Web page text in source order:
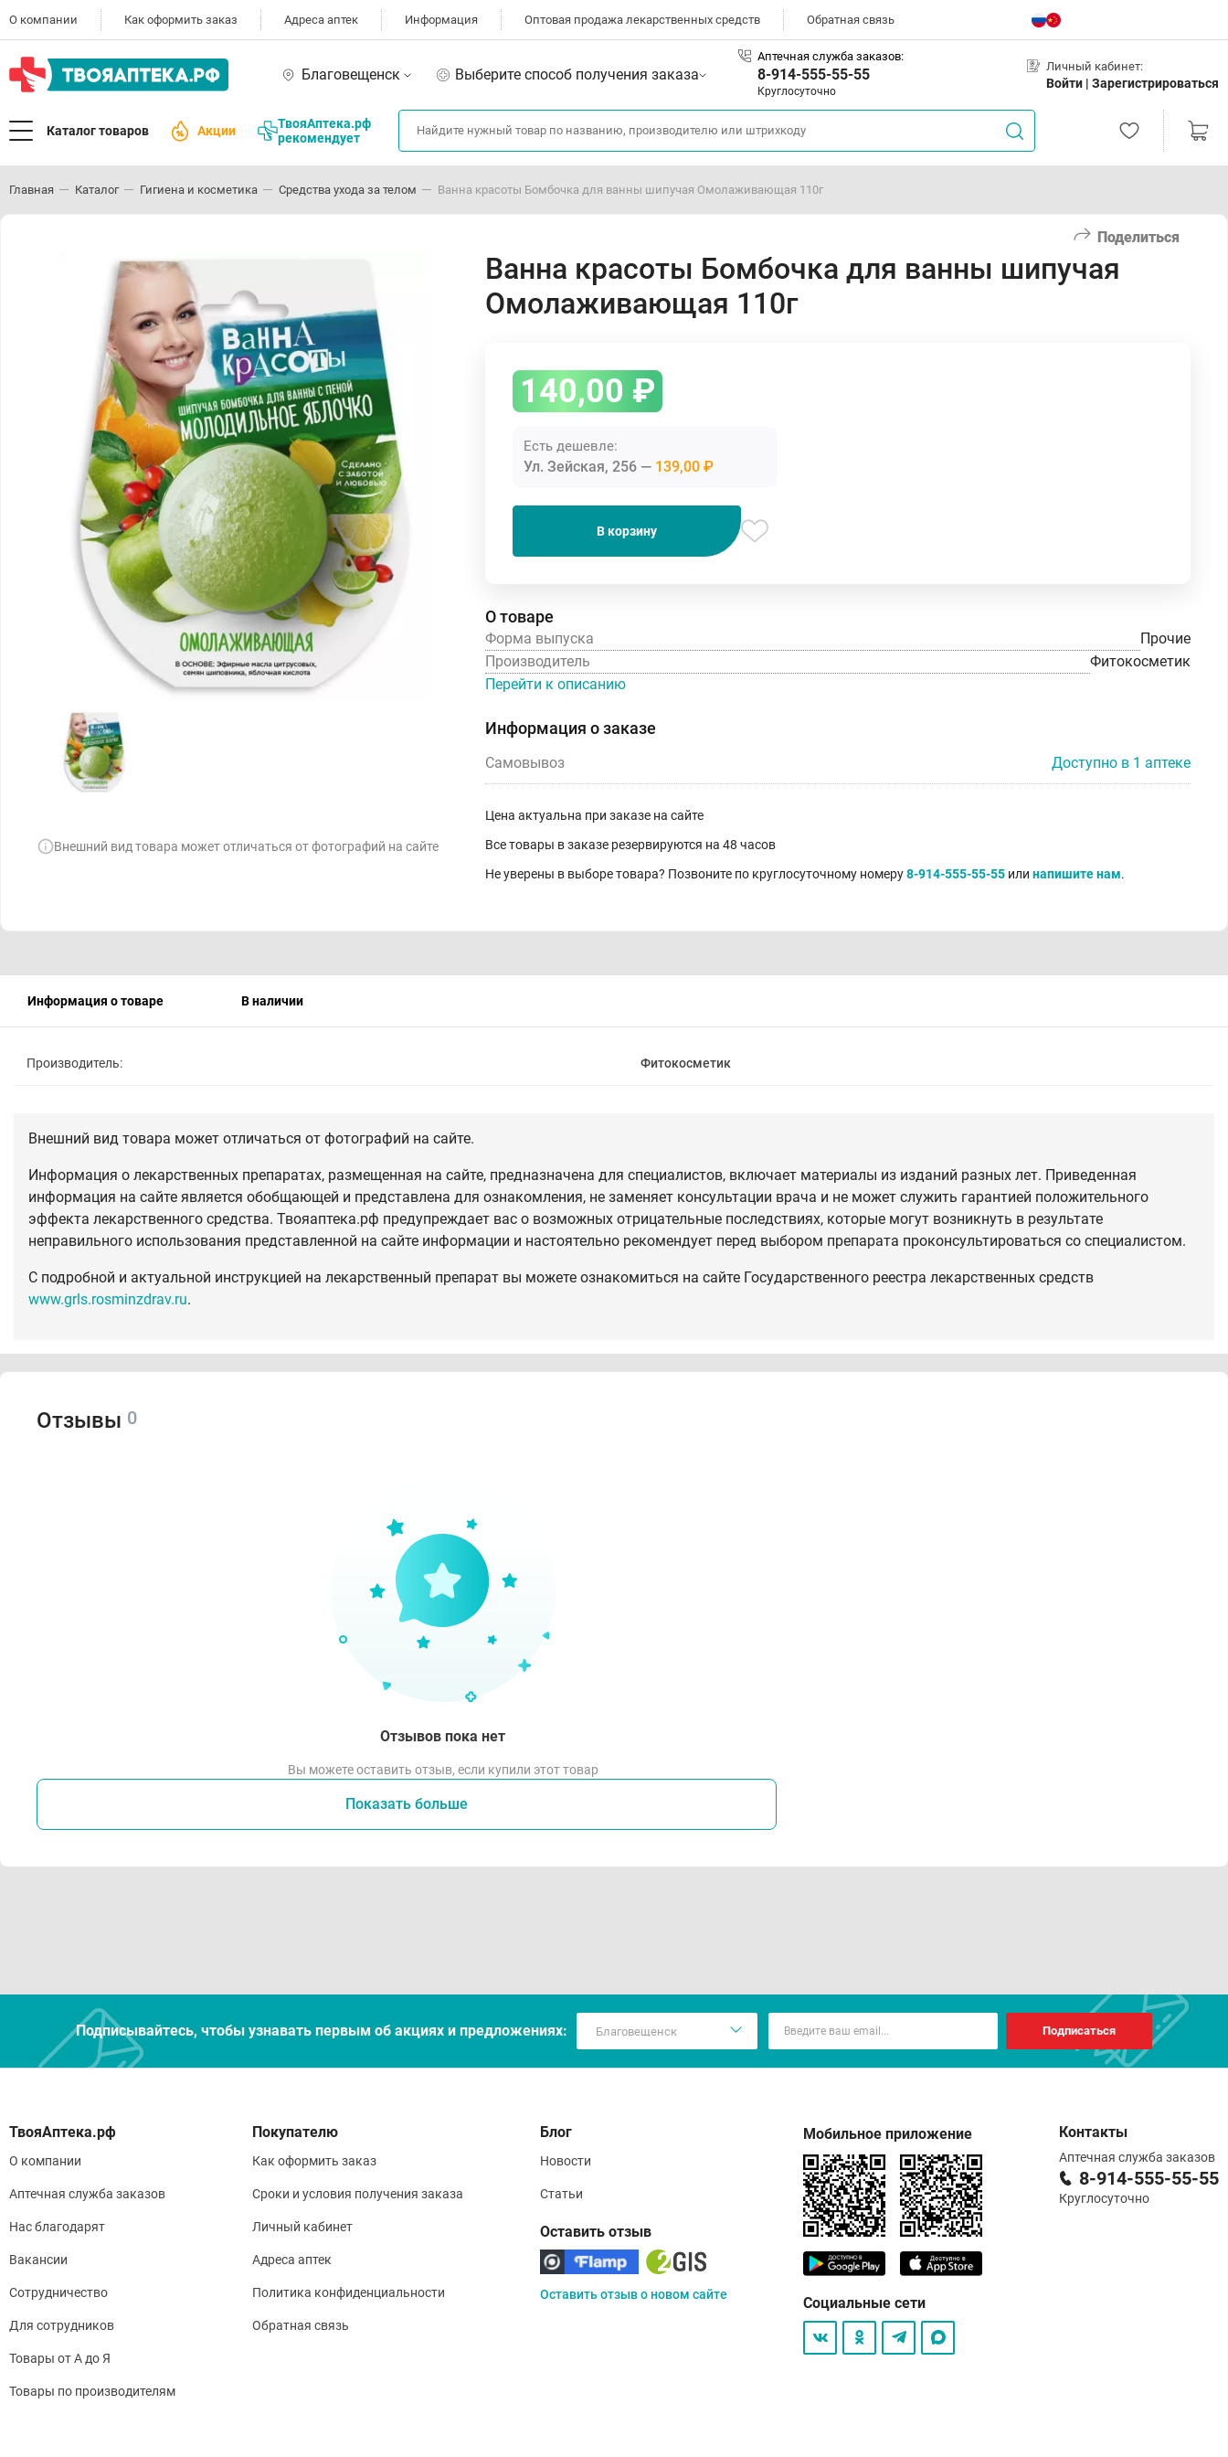
О компании Как оформить заказ Адреса аптек Информация Оптовая продажа лекарственных средств Обратная связь
Благовещенск Выберите способ получения заказа
Аптечная служба заказов:
8-914-555-55-55
Круглосуточно
Личный кабинет:
Войти | Зарегистрироваться
Каталог товаров Акции
ТвояАптека.рф
рекомендует
Главная Каталог Гигиена и косметика Средства ухода за телом Ванна красоты Бомбочка для ванны шипучая Омолаживающая 110г
Поделиться
Внешний вид товара может отличаться от фотографий на сайте
Ванна красоты Бомбочка для ванны шипучая
Омолаживающая 110г
140,00 ₽
Есть дешевле:
Ул. Зейская, 256 139,00 ₽
В корзину
О товаре
Форма выпуска
Прочие
Производитель
Фитокосметик
Перейти к описанию
Информация о заказе
Самовывоз Доступно в 1 аптеке
Цена актуальна при заказе на сайте
Все товары в заказе резервируются на 48 часов
Не уверены в выборе товара? Позвоните по круглосуточному номеру8-914-555-55-55 или напишите нам.
Информация о товаре В наличии
Производитель: Фитокосметик
Внешний вид товара может отличаться от фотографий на сайте.
Информация о лекарственных препаратах, размещенная на сайте, предназначена для специалистов, включает материалы из изданий разных лет. Приведенная
информация на сайте является обобщающей и представлена для ознакомления, не заменяет консультации врача и не может служить гарантией положительного
эффекта лекарственного средства. Твояаптека.рф предупреждает вас о возможных отрицательные последствиях, которые могут возникнуть в результате
неправильного использования представленной на сайте информации и настоятельно рекомендует перед выбором препарата проконсультироваться со специалистом.
С подробной и актуальной инструкцией на лекарственный препарат вы можете ознакомиться на сайте Государственного реестра лекарственных средств
www.grls.rosminzdrav.ru.
Отзывы 0
Отзывов пока нет
Вы можете оставить отзыв, если купили этот товар
Показать больше
Подписывайтесь, чтобы узнавать первым об акцияx и предложениях: Подписаться
О компании
Аптечная служба заказов
Нас благодарят
Вакансии
Сотрудничество
Для сотрудников
Товары от А до Я
Товары по производителям
Покупателю
Как оформить заказ
Сроки и условия получения заказа
Личный кабинет
Адреса аптек
Политика конфиденциальности
Обратная связь
Блог
Новости
Статьи
Оставить отзыв
Оставить отзыв о новом сайте
Мобильное приложение
Социальные сети
Контакты
Аптечная служба заказов
8-914-555-55-55
Круглосуточно